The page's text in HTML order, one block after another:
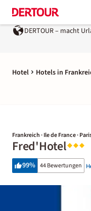
DERTOUR – macht
Hotel Hotels in
Frankreich · Ile de France ·
Fred'Hotel
99% 44 Bewertungen